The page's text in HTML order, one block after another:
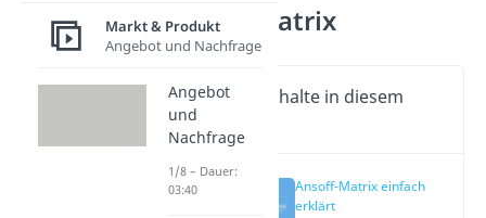
Ansoff-Matrix
Wichtige Inhalte in diesem
Video
Ansoff-Matrix einfach
erklärt
Markt & Produkt
Angebot und Nachfrage
Angebot
und
Nachfrage
1/8 – Dauer:
03:40